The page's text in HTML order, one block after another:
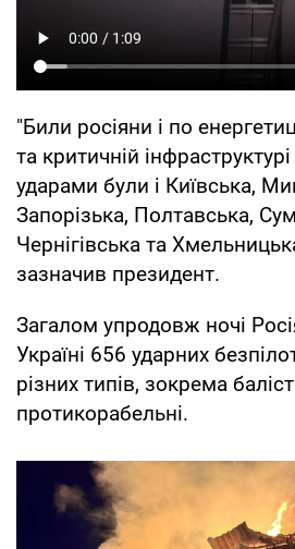
"Били росіяни і по
та критичній
ударами були і Київська,
Запорізька, Полтавська,
Чернігівська та
зазначив президент.
Загалом упродовж ночі
Україні 656 ударних
різних типів, зокрема
протикорабельні.